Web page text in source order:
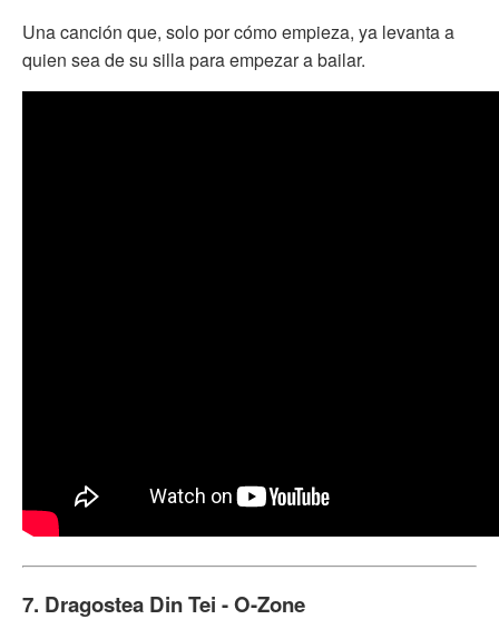
Una canción que, solo por cómo empieza, ya levanta a
quien sea de su silla para empezar a bailar.
7. Dragostea Din Tei - O-Zone